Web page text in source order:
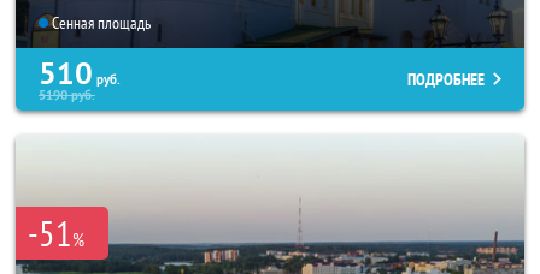
Сенная площадь
510 руб.
5190руб.
ПОДРОБНЕЕ
-51%